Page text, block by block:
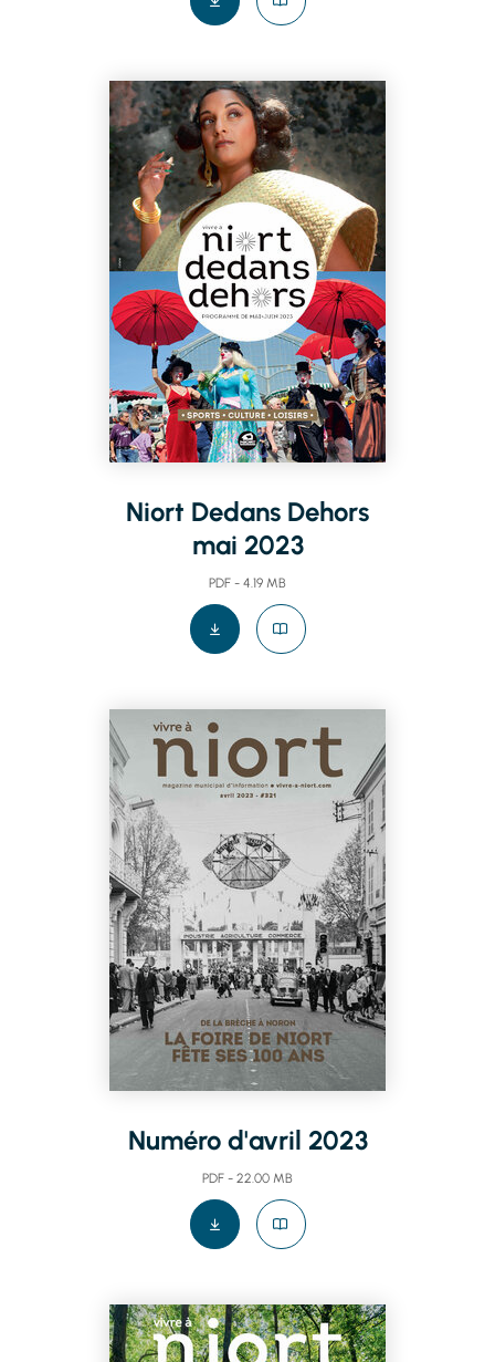
Niort Dedans Dehors
mai 2023
PDF - 4.19 MB
Numéro d'avril 2023
PDF - 22.00 MB